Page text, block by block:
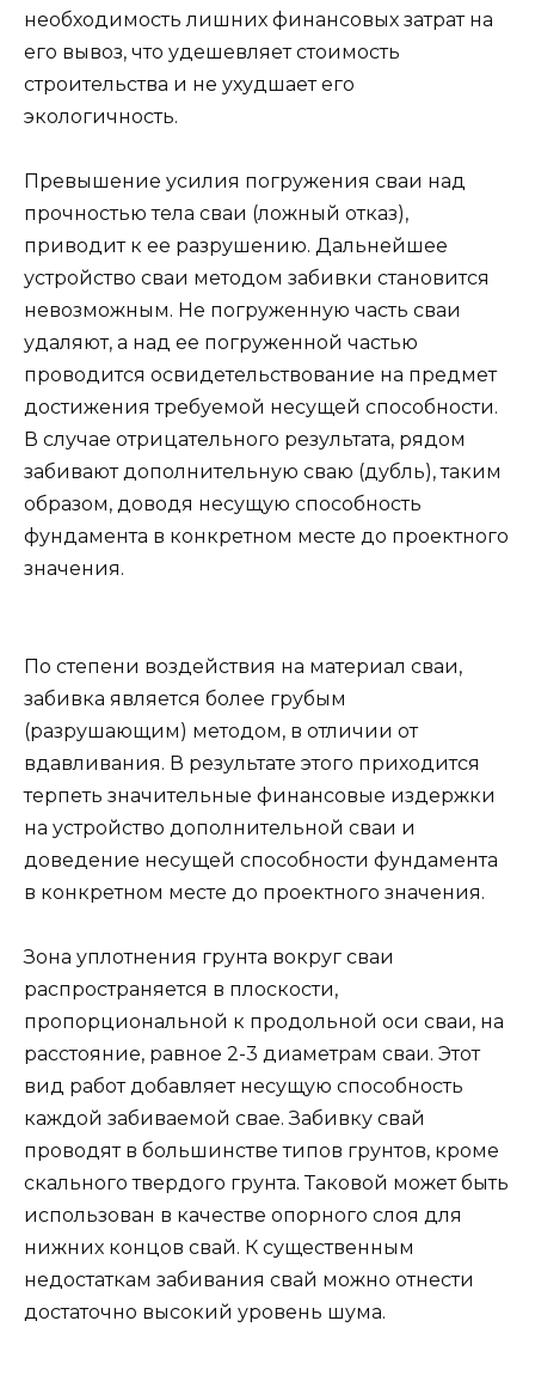
необходимость лишних финансовых затрат на
его вывоз, что удешевляет стоимость
строительства и не ухудшает его
экологичность.
Превышение усилия погружения сваи над
прочностью тела сваи (ложный отказ),
приводит к ее разрушению. Дальнейшее
устройство сваи методом забивки становится
невозможным. Не погруженную часть сваи
удаляют, а над ее погруженной частью
проводится освидетельствование на предмет
достижения требуемой несущей способности.
В случае отрицательного результата, рядом
забивают дополнительную сваю (дубль), таким
образом, доводя несущую способность
фундамента в конкретном месте до проектного
значения.
По степени воздействия на материал сваи,
забивка является более грубым
(разрушающим) методом, в отличии от
вдавливания. В результате этого приходится
терпеть значительные финансовые издержки
на устройство дополнительной сваи и
доведение несущей способности фундамента
в конкретном месте до проектного значения.
Зона уплотнения грунта вокруг сваи
распространяется в плоскости,
пропорциональной к продольной оси сваи, на
расстояние, равное 2-3 диаметрам сваи. Этот
вид работ добавляет несущую способность
каждой забиваемой свае. Забивку свай
проводят в большинстве типов грунтов, кроме
скального твердого грунта. Таковой может быть
использован в качестве опорного слоя для
нижних концов свай. К существенным
недостаткам забивания свай можно отнести
достаточно высокий уровень шума.